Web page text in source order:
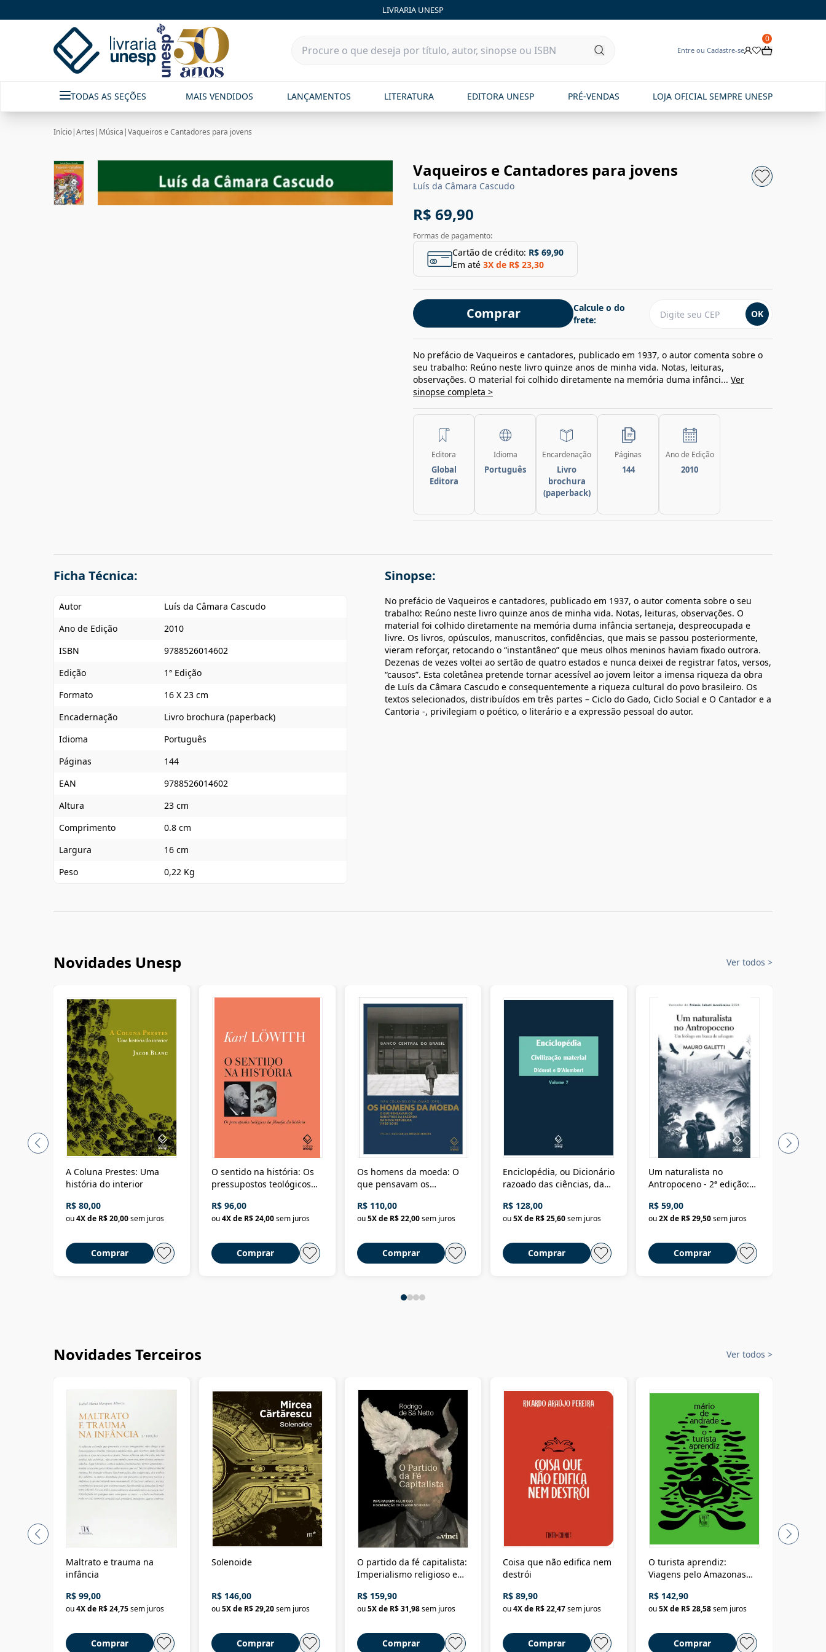
LIVRARIA UNESP
Entre ou Cadastre-se
0
TODAS AS SEÇÕES MAIS VENDIDOS LANÇAMENTOS LITERATURA EDITORA UNESP PRÉ-VENDAS LOJA OFICIAL SEMPRE UNESP
Início|Artes | Música |Vaqueiros e Cantadores para jovens
Vaqueiros e Cantadores para jovens
Luís da Câmara Cascudo
R$ 69,90
Formas de pagamento:
Cartão de crédito: R$ 69,90
Em até 3X de R$ 23,30
Comprar
Calcule o do
frete:
OK
No prefácio de Vaqueiros e cantadores, publicado em 1937, o autor comenta sobre o
seu trabalho: Reúno neste livro quinze anos de minha vida. Notas, leituras,
observações. O material foi colhido diretamente na memória duma infânci... Ver
sinopse completa >
Editora
Global
Editora
Idioma
Português
Encardenação
Livro
brochura
(paperback)
Páginas
144
Ano de Edição
2010
Ficha Técnica:
Autor
Luís da Câmara Cascudo
Ano de Edição
2010
ISBN
9788526014602
Edição
1ª Edição
Formato
16 X 23 cm
Encadernação
Livro brochura (paperback)
Idioma
Português
Páginas
144
EAN
9788526014602
Altura
23 cm
Comprimento
0.8 cm
Largura
16 cm
Peso
0,22 Kg
Sinopse:
No prefácio de Vaqueiros e cantadores, publicado em 1937, o autor comenta sobre o seu
trabalho: Reúno neste livro quinze anos de minha vida. Notas, leituras, observações. O
material foi colhido diretamente na memória duma infância sertaneja, despreocupada e
livre. Os livros, opúsculos, manuscritos, confidências, que mais se passou posteriormente,
vieram reforçar, retocando o “instantâneo” que meus olhos meninos haviam fixado outrora.
Dezenas de vezes voltei ao sertão de quatro estados e nunca deixei de registrar fatos, versos,
“causos”. Esta coletânea pretende tornar acessível ao jovem leitor a imensa riqueza da obra
de Luís da Câmara Cascudo e consequentemente a riqueza cultural do povo brasileiro. Os
textos selecionados, distribuídos em três partes – Ciclo do Gado, Ciclo Social e O Cantador e a
Cantoria -, privilegiam o poético, o literário e a expressão pessoal do autor.
Novidades Unesp Ver todos >
A Coluna Prestes: Uma
história do interior
R$ 80,00
ou4X de R$ 20,00sem juros
Comprar
O sentido na história: Os
pressupostos teológicos
R$ 96,00
ou4X de R$ 24,00sem juros
Comprar
Os homens da moeda: O
que pensavam os
Nova República (1985-
2018)
R$ 110,00
ou5X de R$ 22,00sem juros
Comprar
Enciclopédia, ou Dicionário
razoado das ciências, das
Civilização material
R$ 128,00
ou5X de R$ 25,60sem juros
Comprar
Um naturalista no
Antropoceno - 2ª edição:
selvagem
R$ 59,00
ou2X de R$ 29,50sem juros
Comprar
Novidades Terceiros Ver todos >
Maltrato e trauma na
infância
R$ 99,00
ou4X de R$ 24,75sem juros
Comprar
Solenoide
R$ 146,00
ou5X de R$ 29,20sem juros
Comprar
O partido da fé capitalista:
Imperialismo religioso e
Brasil
R$ 159,90
ou5X de R$ 31,98sem juros
Comprar
Coisa que não edifica nem
destrói
R$ 89,90
ou4X de R$ 22,47sem juros
Comprar
O turista aprendiz:
Viagens pelo Amazonas
até a Bolívia e por Marajó
até dizer chega
R$ 142,90
ou5X de R$ 28,58sem juros
Comprar